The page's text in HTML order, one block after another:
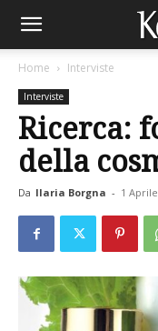
Home Interviste
Interviste
Ricerca:
della
Da Ilaria Borgna - 1